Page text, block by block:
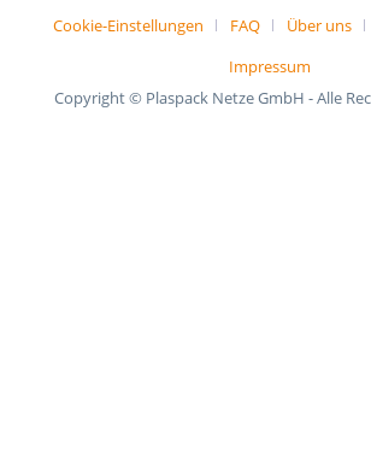
Cookie-Einstellungen FAQ Über uns
Impressum
Copyright © Plaspack Netze GmbH - Alle